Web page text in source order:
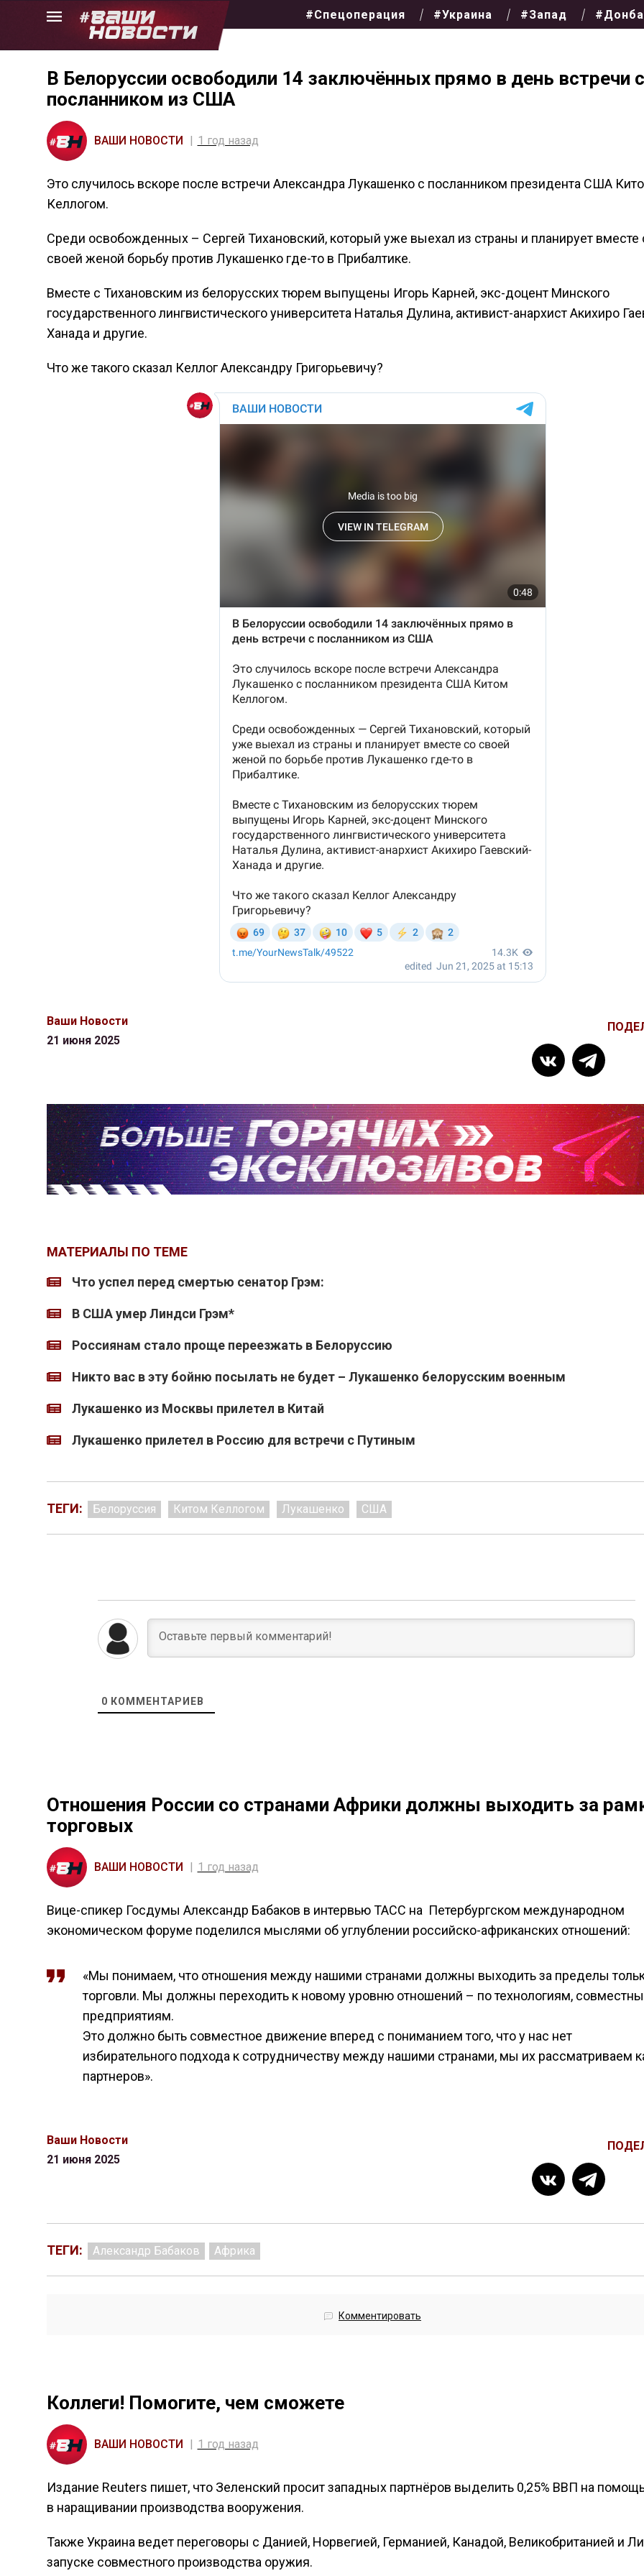
Skip
#Спецоперация #Украина #Запад
В Белоруссии освободили 14 заключённых прямо в день встречи с
посланником из США
ВАШИ НОВОСТИ 1 год назад
Это случилось вскоре после встречи Александра Лукашенко с посланником президента США
Келлогом.
Среди освобожденных – Сергей Тихановский, который уже выехал из страны и планирует вместе
своей женой борьбу против Лукашенко где-то в Прибалтике.
Вместе с Тихановским из белорусских тюрем выпущены Игорь Карней, экс-доцент Минского
государственного лингвистического университета Наталья Дулина, активист-анархист Акихиро
Ханада и другие.
Что же такого сказал Келлог Александру Григорьевичу?
Ваши Новости
21 июня 2025
МАТЕРИАЛЫ ПО ТЕМЕ
Что успел перед смертью сенатор Грэм:
В США умер Линдси Грэм*
Россиянам стало проще переезжать в Белоруссию
Никто вас в эту бойню посылать не будет – Лукашенко белорусским военным
Лукашенко из Москвы прилетел в Китай
Лукашенко прилетел в Россию для встречи с Путиным
ТЕГИ: Белоруссия Китом Келлогом Лукашенко США
0 КОММЕНТАРИЕВ
Отношения России со странами Африки должны выходить за
торговых
ВАШИ НОВОСТИ 1 год назад
Вице-спикер Госдумы Александр Бабаков в интервью ТАСС на Петербургском международном
экономическом форуме поделился мыслями об углублении российско-африканских отношений:
«Мы понимаем, что отношения между нашими странами должны выходить за пределы
торговли. Мы должны переходить к новому уровню отношений – по технологиям,
предприятиям.
Это должно быть совместное движение вперед с пониманием того, что у нас нет
избирательного подхода к сотрудничеству между нашими странами, мы их рассматриваем
партнеров».
Ваши Новости
21 июня 2025
ТЕГИ: Александр Бабаков Африка
Комментировать
Коллеги! Помогите, чем сможете
ВАШИ НОВОСТИ 1 год назад
Издание Reuters пишет, что Зеленский просит западных партнёров выделить 0,25% ВВП на
в наращивании производства вооружения.
Также Украина ведет переговоры с Данией, Норвегией, Германией, Канадой, Великобританией и
запуске совместного производства оружия.